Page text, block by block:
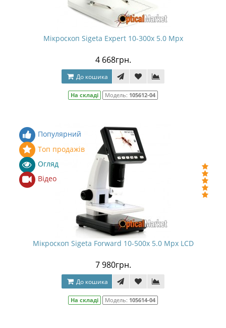
Мікроскоп Sigeta Expert 10-300x 5.0 Mpx
4 668грн.
До кошика
На складі Модель: 105612-04
Популярний
Топ продажів
Огляд
Відео
Мікроскоп Sigeta Forward 10-500x 5.0 Mpx LCD
7 980грн.
До кошика
На складі Модель: 105614-04